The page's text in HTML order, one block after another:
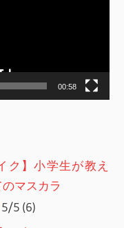
00:58
ク】小学生が教え
マスカラ
5/5 (6)